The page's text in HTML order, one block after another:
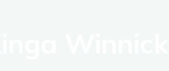
Winnicka